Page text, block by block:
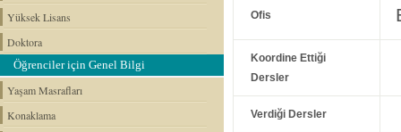
Yüksek Lisans
Doktora
Öğrenciler için Genel Bilgi
Yaşam Masrafları
Konaklama
Ofis
Koordine Ettiği
Dersler
Verdiği Dersler